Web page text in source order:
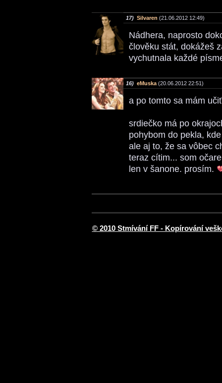
17) Silvaren (21.06.2012 12:49)
Nádhera, naprosto
člověku stát, dokážeš
vychutnala každé
16) eMuska (20.06.2012 22:51)
a po tomto sa mám
srdiečko má po
pohybom do pekla,
ale aj to, že sa vôbec
teraz cítim... som
len v šanone. prosím.
© 2010 Stmívání FF - Kopírování